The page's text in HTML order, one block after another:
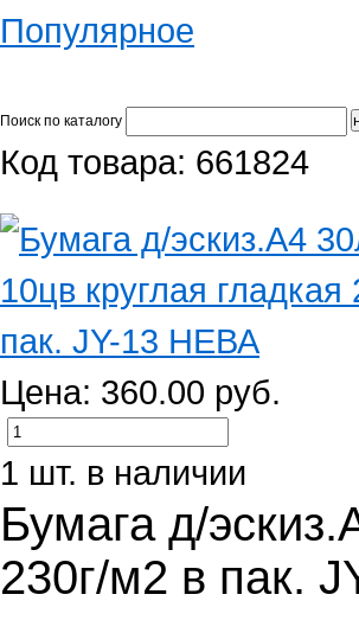
Популярное
Поиск по каталогу
Код товара: 661824
Цена: 360.00 руб.
1 шт. в наличии
Бумага д/
230г/м2 в пак.